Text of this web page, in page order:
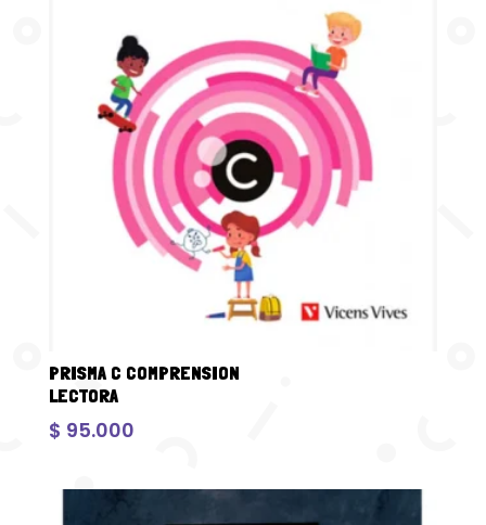
PRISMA C COMPRENSION
LECTORA
$ 95.000